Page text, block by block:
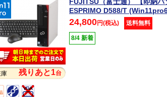
残りあと1台
ESPRIMO D588/T
24,800円(税込) 送料無料
8/4 新着